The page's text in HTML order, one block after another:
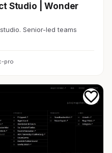
Studio | Wonder
Senior-led teams
pro